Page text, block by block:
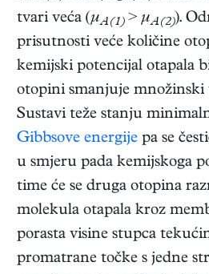
tvari veća (μA(1)> μA(2)).
prisutnosti veće količine
kemijski potencijal otapala
otopini smanjuje množinski
Sustavi teže stanju
Gibbsove energije pa se
u smjeru pada kemijskoga
time će se druga otopina
molekula otapala kroz
porasta visine stupca
promatrane točke s jedne